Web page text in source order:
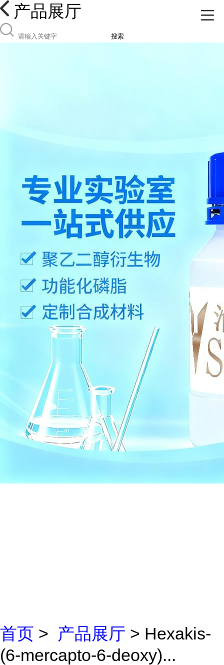
产品展厅
搜索
首页 > 产品展厅 > Hexakis-
(6-mercapto-6-deoxy)...